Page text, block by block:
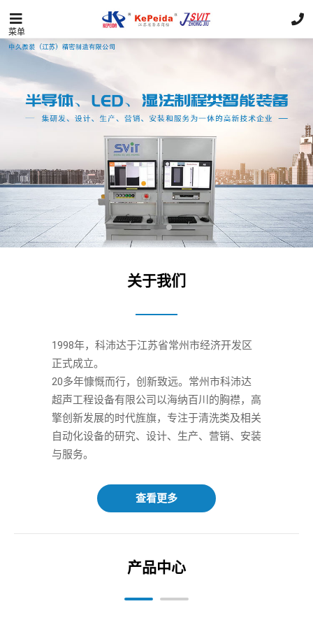
菜单
关于我们
1998年，科沛达于江苏省常州市经济开发区
正式成立。
20多年慷慨而行，创新致远。常州市科沛达
超声工程设备有限公司以海纳百川的胸襟，高
擎创新发展的时代旌旗，专注于清洗类及相关
自动化设备的研究、设计、生产、营销、安装
与服务。
查看更多
产品中心